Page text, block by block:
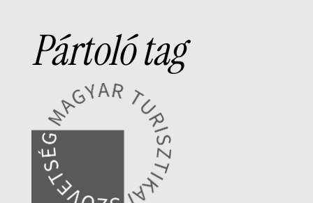
Pártoló tag